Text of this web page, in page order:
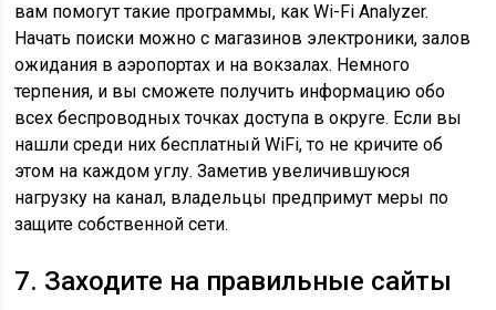
вам помогут такие программы, как Wi-Fi Analyzer.
Начать поиски можно с магазинов электроники, залов
ожидания в аэропортах и на вокзалах. Немного
терпения, и вы сможете получить информацию обо
всех беспроводных точках доступа в округе. Если вы
нашли среди них бесплатный WiFi, то не кричите об
этом на каждом углу. Заметив увеличившуюся
нагрузку на канал, владельцы предпримут меры по
защите собственной сети.
7. Заходите на правильные сайты